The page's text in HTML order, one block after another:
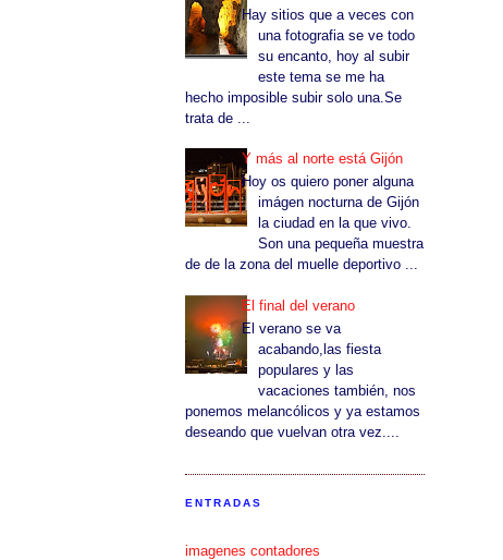
Hay sitios que a veces con
una fotografia se ve todo
su encanto, hoy al subir
este tema se me ha
hecho imposible subir solo una.Se
trata de ...
Y más al norte está Gijón
Hoy os quiero poner alguna
imágen nocturna de Gijón
la ciudad en la que vivo.
Son una pequeña muestra
de de la zona del muelle deportivo ...
El final del verano
El verano se va
acabando,las fiesta
populares y las
vacaciones también, nos
ponemos melancólicos y ya estamos
deseando que vuelvan otra vez....
ENTRADAS
imagenes contadores